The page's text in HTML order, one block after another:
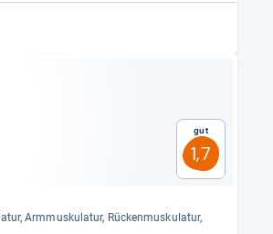
Gut
1,7
Arm­mus­ku­la­tur, Rücken­mus­ku­la­tur,